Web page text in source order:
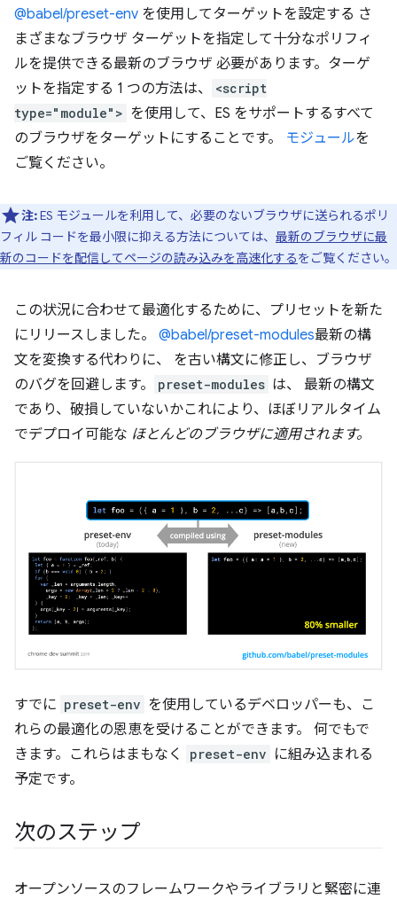
@babel/preset-env を使用してターゲットを設定する さ
まざまなブラウザ ターゲットを指定して十分なポリフィ
ルを提供できる最新のブラウザ 必要があります。ターゲ
ットを指定する 1 つの方法は、
<script
type="module"> を使用して、ES をサポートするすべて
のブラウザをターゲットにすることです。
モジュールを
ご覧ください。
注:ES モジュールを利用して、必要のないブラウザに送られるポリ
フィル コードを最小限に抑える方法については、 最新のブラウザに最
新のコードを配信してページの読み込みを高速化するをご覧ください。
この状況に合わせて最適化するために、プリセットを新た
にリリースしました。 @babel/preset-modules最新の構
文を変換する代わりに、 を古い構文に修正し、ブラウザ
のバグを回避します。
preset-modules は、 最新の構文
であり、破損していないかこれにより、ほぼリアルタイム
でデプロイ可能な ほとんどのブラウザに適用されます。
すでに preset-env を使用しているデベロッパーも、こ
れらの最適化の恩恵を受けることができます。 何でもで
きます。これらはまもなく
preset-env に組み込まれる
予定です。
次のステップ
オープンソースのフレームワークやライブラリと緊密に連